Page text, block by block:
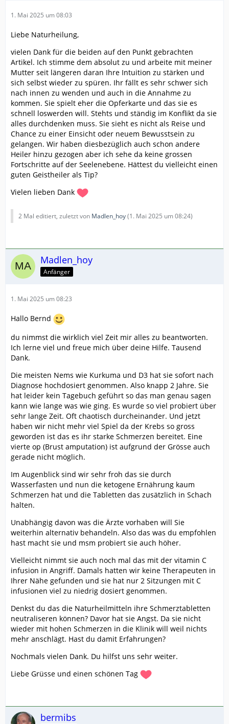
1. Mai 2025 um 08:03
Liebe Naturheilung,
vielen Dank für die beiden auf den Punkt gebrachten
Artikel. Ich stimme dem absolut zu und arbeite mit meiner
Mutter seit längeren daran Ihre Intuition zu stärken und
sich selbst wieder zu spüren. Ihr fällt es sehr schwer sich
nach innen zu wenden und auch in die Annahme zu
kommen. Sie spielt eher die Opferkarte und das sie es
schnell loswerden will. Stehts und ständig im Konflikt da sie
alles durchdenken muss. Sie sieht es nicht als Reise und
Chance zu einer Einsicht oder neuem Bewusstsein zu
gelangen. Wir haben diesbezüglich auch schon andere
Heiler hinzu gezogen aber ich sehe da keine grossen
Fortschritte auf der Seelenebene. Hättest du vielleicht einen
guten Geistheiler als Tip?
Vielen lieben Dank
2 Mal editiert, zuletzt von Madlen_hoy(1. Mai 2025 um 08:24)
Madlen_hoy
Anfänger
1. Mai 2025 um 08:23
Hallo Bernd
du nimmst die wirklich viel Zeit mir alles zu beantworten.
Ich lerne viel und freue mich über deine Hilfe. Tausend
Dank.
Die meisten Nems wie Kurkuma und D3 hat sie sofort nach
Diagnose hochdosiert genommen. Also knapp 2 Jahre. Sie
hat leider kein Tagebuch geführt so das man genau sagen
kann wie lange was wie ging. Es wurde so viel probiert über
sehr lange Zeit. Oft chaotisch durcheinander. Und jetzt
haben wir nicht mehr viel Spiel da der Krebs so gross
geworden ist das es ihr starke Schmerzen bereitet. Eine
vierte op (Brust amputation) ist aufgrund der Grösse auch
gerade nicht möglich.
Im Augenblick sind wir sehr froh das sie durch
Wasserfasten und nun die ketogene Ernährung kaum
Schmerzen hat und die Tabletten das zusätzlich in Schach
halten.
Unabhängig davon was die Ärzte vorhaben will Sie
weiterhin alternativ behandeln. Also das was du empfohlen
hast macht sie und msm probiert sie auch höher.
Vielleicht nimmt sie auch noch mal das mit der vitamin C
infusion in Angriff. Damals hatten wir keine Therapeuten in
Ihrer Nähe gefunden und sie hat nur 2 Sitzungen mit C
infusionen viel zu niedrig dosiert genommen.
Denkst du das die Naturheilmitteln ihre Schmerztabletten
neutraliseren können? Davor hat sie Angst. Da sie nicht
wieder mit hohen Schmerzen in die Klinik will weil nichts
mehr anschlägt. Hast du damit Erfahrungen?
Nochmals vielen Dank. Du hilfst uns sehr weiter.
Liebe Grüsse und einen schönen Tag
bermibs